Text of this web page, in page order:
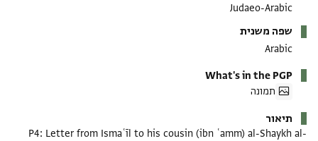
Judaeo-Arabic
שפה משנית
Arabic
What's in the PGP
תמונה
תיאור
P4: Letter from Ismaʿīl to his cousin (ibn ʿamm) al-Shaykh al-